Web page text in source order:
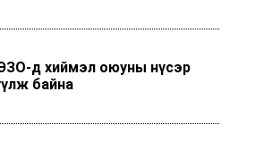
д хиймэл оюуны нүсэр
байна